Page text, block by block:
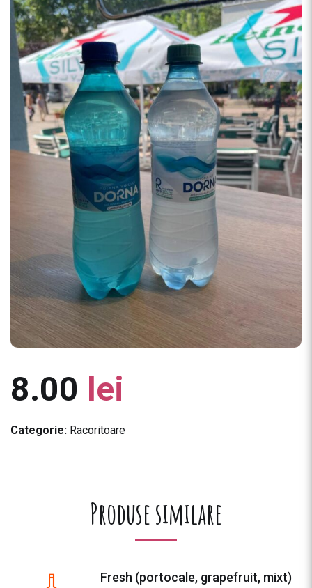
8.00 lei
Categorie: Racoritoare
Produse similare
Fresh (portocale, grapefruit, mixt)